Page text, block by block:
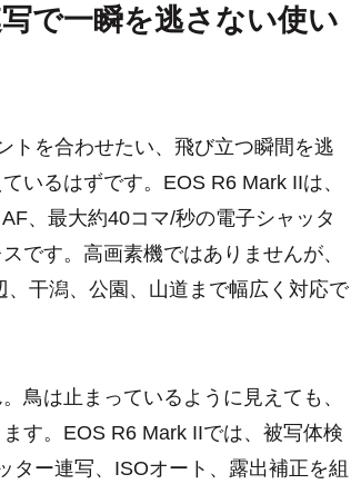
で一瞬を逃さない使い
トを合わせたい、飛び立つ瞬間を逃
いるはずです。EOS R6 Mark IIは、
、最大約40コマ/秒の電子シャッタ
です。高画素機ではありませんが、
干潟、公園、山道まで幅広く対応で
鳥は止まっているように見えても、
す。EOS R6 Mark IIでは、被写体検
ター連写、ISOオート、露出補正を組